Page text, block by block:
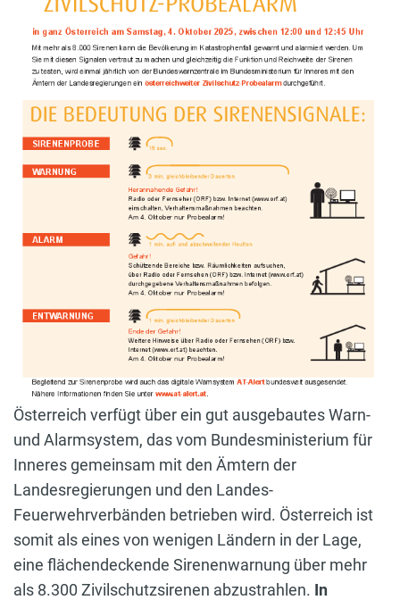
Österreich verfügt über ein gut ausgebautes Warn-
und Alarmsystem, das vom Bundesministerium für
Inneres gemeinsam mit den Ämtern der
Landesregierungen und den Landes-
Feuerwehrverbänden betrieben wird. Österreich ist
somit als eines von wenigen Ländern in der Lage,
eine flächendeckende Sirenenwarnung über mehr
als 8.300 Zivilschutzsirenen abzustrahlen. In